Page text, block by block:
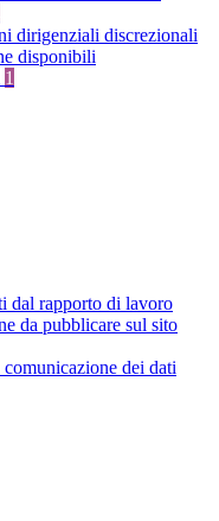
dirigenziali discrezionali
disponibili
1
dal rapporto di lavoro
da pubblicare sul sito
dei dati